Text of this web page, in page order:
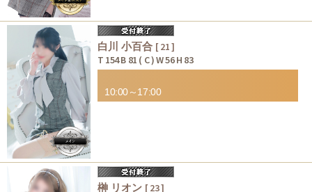
白川 小百合 [ 21 ]
T 154 B 81 ( C ) W 56 H 83
10:00～17:00
榊 リオン [ 23 ]